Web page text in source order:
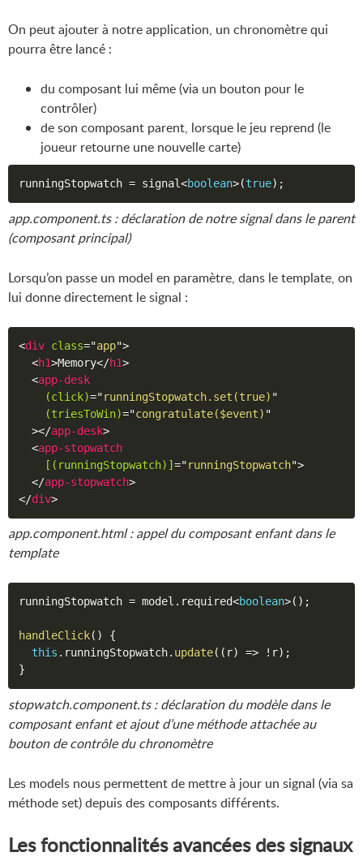
On peut ajouter à notre application, un chronomètre qui
pourra être lancé :
du composant lui même (via un bouton pour le
contrôler)
de son composant parent, lorsque le jeu reprend (le
joueur retourne une nouvelle carte)
runningStopwatch = signal<boolean>(true) ;
app.component.ts : déclaration de notre signal dans le parent
(composant principal)
Lorsqu’on passe un model en paramètre, dans le template, on
lui donne directement le signal :
<div class="app">
<h1>Memory</h1>
<app-desk
(click)="runningStopwatch.set(true) "
(triesToWin)="congratulate($event) "
></app-desk>
<app-stopwatch
[(runningStopwatch)]="runningStopwatch">
</app-stopwatch>
</div>
app.component.html : appel du composant enfant dans le
template
runningStopwatch = model . required<boolean>( ) ;
handleClick( )
{
this . runningStopwatch. update( ( r) => ! r) ;
}
stopwatch.component.ts : déclaration du modèle dans le
composant enfant et ajout d’une méthode attachée au
bouton de contrôle du chronomètre
Les models nous permettent de mettre à jour un signal (via sa
méthode set) depuis des composants différents.
Les fonctionnalités avancées des signaux